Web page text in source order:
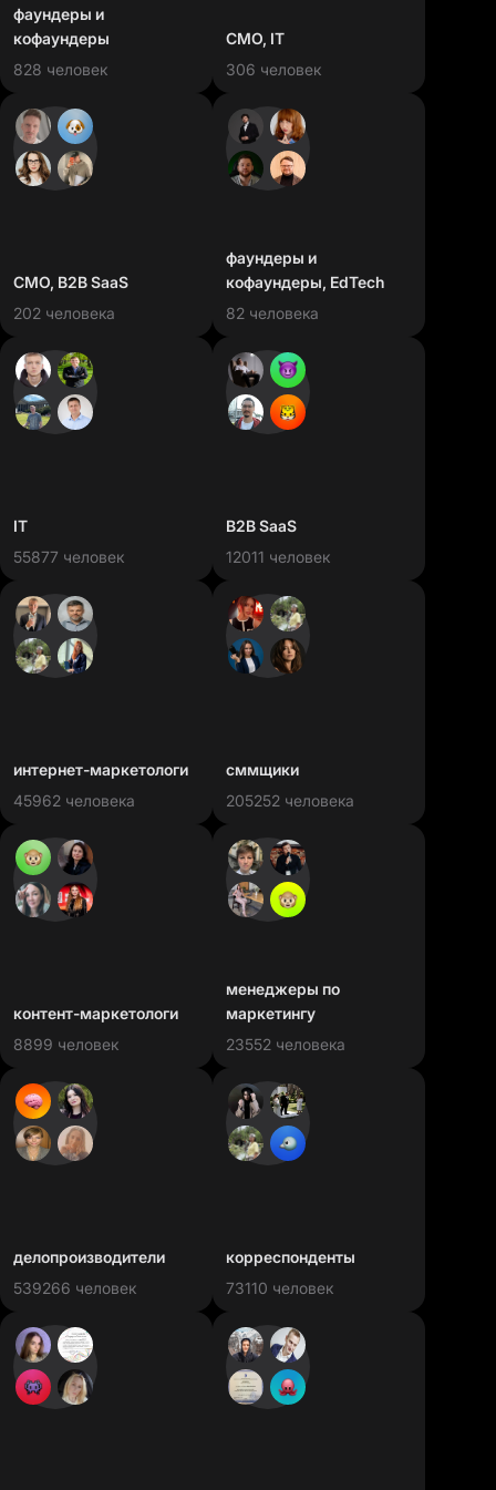
фаундеры и
кофаундеры
828 человек
CMO, IT
306 человек
CMO, B2B SaaS
202 человека
фаундеры и
кофаундеры, EdTech
82 человека
IT
55877 человек
B2B SaaS
12011 человек
интернет-маркетологи
45962 человека
сммщики
205252 человека
контент-маркетологи
8899 человек
менеджеры по
маркетингу
23552 человека
делопроизводители
539266 человек
корреспонденты
73110 человек